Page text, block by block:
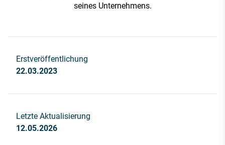
seines Unternehmens.
Erstveröffentlichung
22.03.2023
Letzte Aktualisierung
12.05.2026